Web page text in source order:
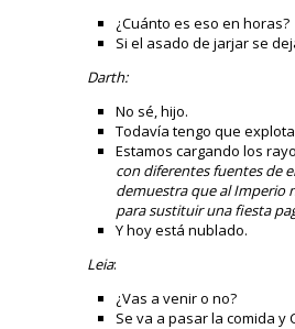
¿Cuánto es eso en horas?
Si el asado de jarjar se
Darth:
No sé, hijo.
Todavía tengo que
Estamos cargando los
con diferentes fuentes de
demuestra que al Imperio
para sustituir una fiesta
Y hoy está nublado.
Leia:
¿Vas a venir o no?
Se va a pasar la comida